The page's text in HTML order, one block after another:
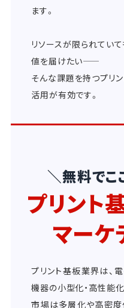
ます。
リソースが限られてい
値を届けたい――
そんな課題を持つプリ
活用が有効です。
＼無料でこ
プリント
マーケ
プリント基板業界は、
機器の小型化・高性能化
市場は多層化や高密